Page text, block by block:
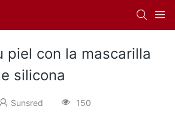
piel con la mascarilla
silicona
Sunsred 150